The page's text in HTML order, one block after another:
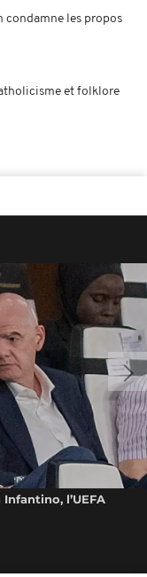
condamne les propos
et folklore
l’UEFA